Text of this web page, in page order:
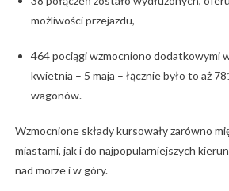
możliwości przejazdu,
464 pociągi wzmocniono dodatkowymi
kwietnia – 5 maja – łącznie było to aż
wagonów.
Wzmocnione składy kursowały zarówno
miastami, jak i do najpopularniejszych
nad morze i w góry.